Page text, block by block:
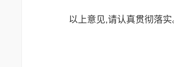
以上意见,请认真贯彻落实